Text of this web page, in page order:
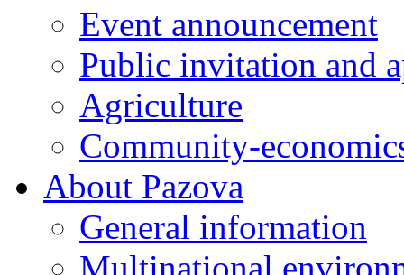
Event announcement
Public invitation and
Agriculture
Community-
About Pazova
General information
Multinational